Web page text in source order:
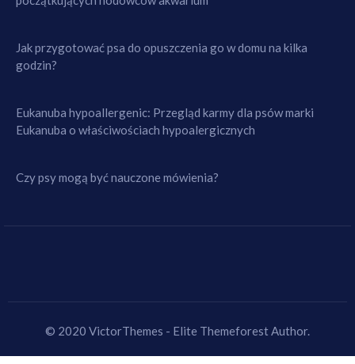
Jak przygotować psa do opuszczenia go w domu na kilka
godzin?
Eukanuba hypoallergenic: Przegląd karmy dla psów marki
Eukanuba o właściwościach hypoalergicznych
Czy psy mogą być nauczone mówienia?
© 2020 VictorThemes - Elite Themeforest Author.